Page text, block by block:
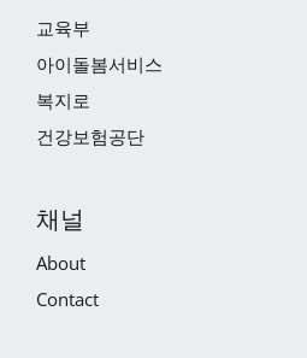
교육부
아이돌봄서비스
복지로
건강보험공단
채널
About
Contact